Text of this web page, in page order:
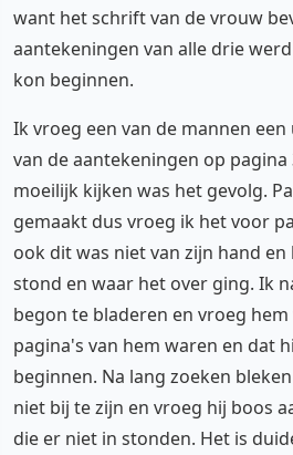
want het schrift van de vrouw
aantekeningen van alle drie
kon beginnen.
Ik vroeg een van de mannen
van de aantekeningen op
moeilijk kijken was het gevolg.
gemaakt dus vroeg ik het voor
ook dit was niet van zijn hand
stond en waar het over ging. Ik
begon te bladeren en vroeg hem
pagina's van hem waren en dat
beginnen. Na lang zoeken
niet bij te zijn en vroeg hij boos
die er niet in stonden. Het is